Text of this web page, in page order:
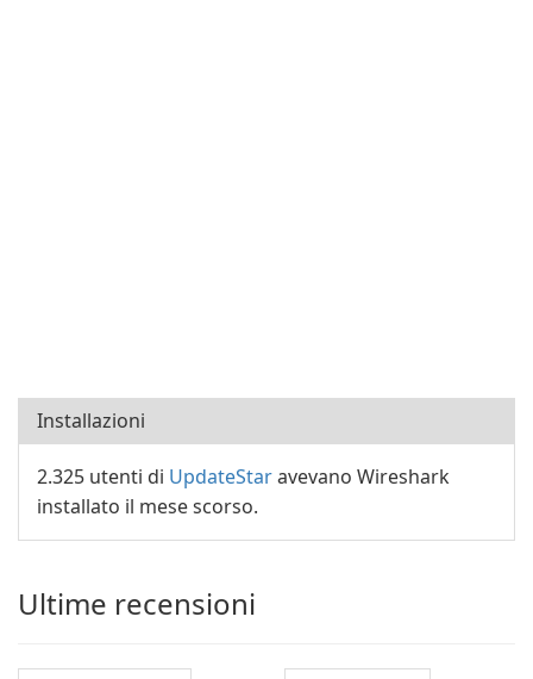
Installazioni
2.325 utenti di UpdateStaravevano Wireshark
installato il mese scorso.
Ultime recensioni